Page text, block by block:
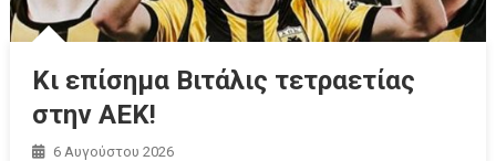
Κι επίσημα Βιτάλις τετραετίας
στην ΑΕΚ!
6 Αυγούστου 2026